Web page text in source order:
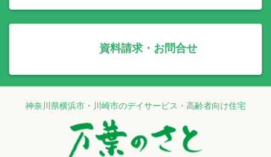
資料請求・お問合せ
神奈川県横浜市・川崎市のデイサービス・高齢者向け住宅